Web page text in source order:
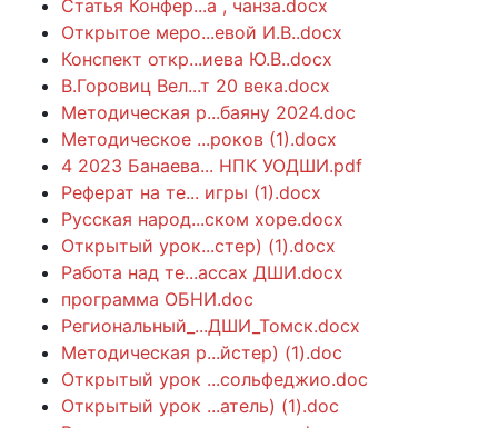
Статья Конфер...а , чанза.docx
Открытое меро...евой И.В..docx
Конспект откр...иева Ю.В..docx
В.Горовиц Вел...т 20 века.docx
Методическая р...баяну 2024.doc
Методическое ...роков (1).docx
4 2023 Банаева... НПК УОДШИ.pdf
Реферат на те... игры (1).docx
Русская народ...ском хоре.docx
Открытый урок...стер) (1).docx
Работа над те...ассах ДШИ.docx
программа ОБНИ.doc
Региональный_...ДШИ_Томск.docx
Методическая р...йстер) (1).doc
Открытый урок ...сольфеджио.doc
Открытый урок ...атель) (1).doc